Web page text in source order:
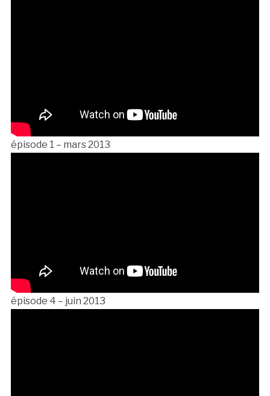
épisode 1 – mars 2013
épisode 4 – juin 2013